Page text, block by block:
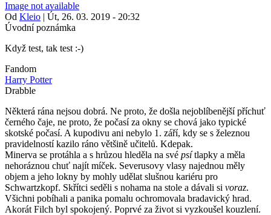
Image not available
Od Kleio | Út, 26. 03. 2019 - 20:32
Úvodní poznámka
Když test, tak test :-)
Fandom
Harry Potter
Drabble
Některá rána nejsou dobrá. Ne proto, že došla nejoblíbenější příchuť
černého čaje, ne proto, že počasí za okny se chová jako typické
skotské počasí. A kupodivu ani nebylo 1. září, kdy se s železnou
pravidelností kazilo ráno většině učitelů. Kdepak.
Minerva se protáhla a s hrůzou hleděla na své psítlapky a měla
nehoráznou chuť najít míček. Severusovy vlasy najednou měly
objem a jeho lokny by mohly udělat slušnou kariéru pro
Schwartzkopf. Skřítci seděli s nohama na stole a dávali si voraz.
Všichni pobíhali a panika pomalu ochromovala bradavický hrad.
Akorát Filch byl spokojený. Poprvé za život si vyzkoušel kouzlení.